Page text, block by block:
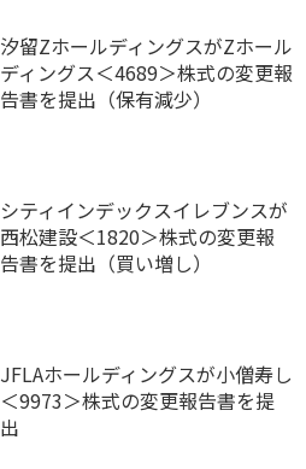
汐留ZホールディングスがZホール
ディングス＜4689＞株式の変更報
告書を提出（保有減少）
シティインデックスイレブンスが
西松建設＜1820＞株式の変更報
告書を提出（買い増し）
JFLAホールディングスが小僧寿し
＜9973＞株式の変更報告書を提
出